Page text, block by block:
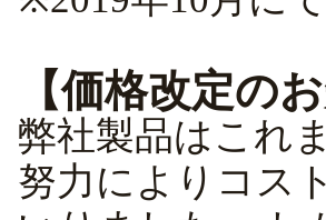
【価格改定の
弊社製品はこれ
努力によりコス